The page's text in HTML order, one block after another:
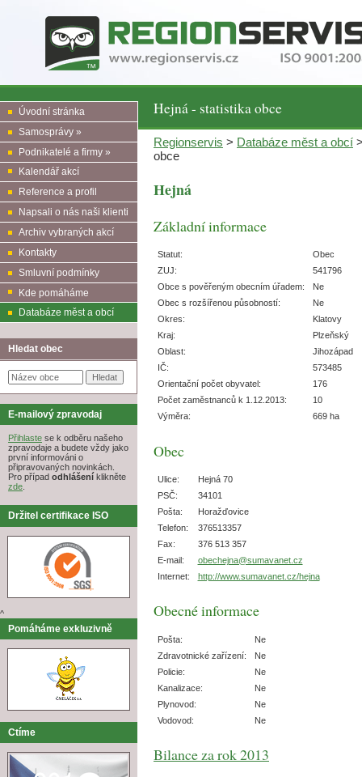
Hejná - statistika obce
Úvodní stránka
Samosprávy »
Podnikatelé a firmy »
Kalendář akcí
Reference a profil
Napsali o nás naši klienti
Archiv vybraných akcí
Kontakty
Smluvní podmínky
Kde pomáháme
Databáze měst a obcí
Hledat obec
E-mailový zpravodaj
Přihlaste se k odběru našeho
zpravodaje a budete vždy jako
první informováni o
připravovaných novinkách.
Pro případ odhlášení klikněte
zde.
Držitel certifikace ISO
^
Pomáháme exkluzivně
Ctíme
Regionservis > Databáze měst a obcí
obce
Hejná
Základní informace
Statut:
Obec
ZUJ:
541796
Obce s pověřeným obecním úřadem:
Ne
Obec s rozšířenou působností:
Ne
Okres:
Klatovy
Kraj:
Plzeňský
Oblast:
Jihozápad
IČ:
573485
Orientační počet obyvatel:
176
Počet zaměstnanců k 1.12.2013:
10
Výměra:
669 ha
Obec
Ulice:
Hejná 70
PSČ:
34101
Pošta:
Horažďovice
Telefon:
376513357
Fax:
376 513 357
E-mail:
obechejna@sumavanet.cz
Internet:
http://www.sumavanet.cz/hejna
Obecné informace
Pošta:
Ne
Zdravotnické zařízení:
Ne
Policie:
Ne
Kanalizace:
Ne
Plynovod:
Ne
Vodovod:
Ne
Bilance za rok 2013